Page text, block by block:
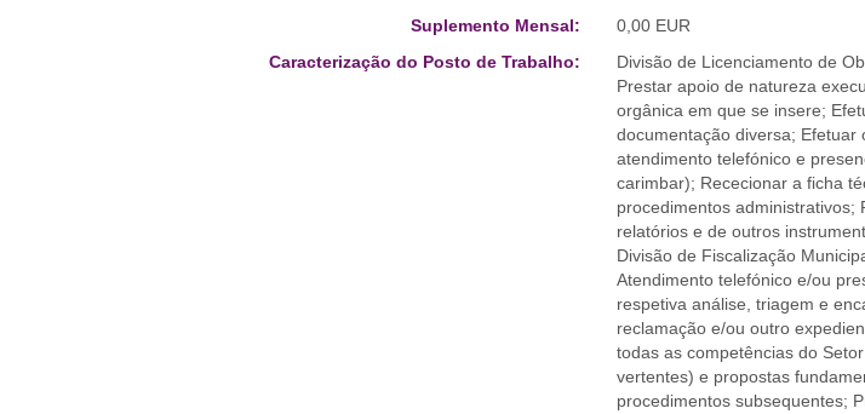
Suplemento Mensal:
0,00 EUR
Caracterização do Posto de Trabalho:
Divisão de Licenciamento de
Prestar apoio de natureza
orgânica em que se insere;
documentação diversa;
atendimento telefónico e
carimbar); Rececionar a ficha
procedimentos
relatórios e de outros
Divisão de Fiscalização
Atendimento telefónico e/ou
respetiva análise, triagem e
reclamação e/ou outro
todas as competências do
vertentes) e propostas
procedimentos subsequentes;